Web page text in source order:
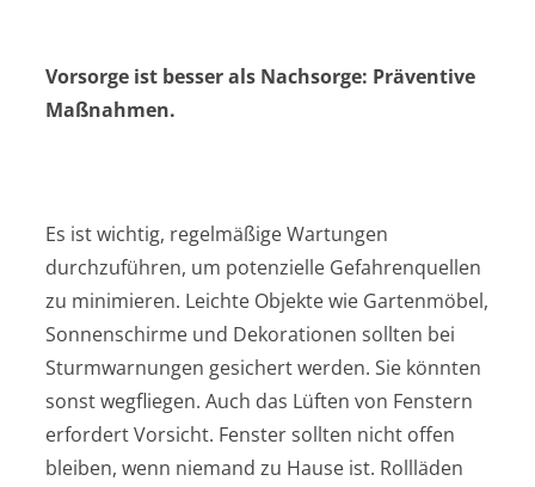
Vorsorge ist besser als Nachsorge: Präventive
Maßnahmen.
Es ist wichtig, regelmäßige Wartungen
durchzuführen, um potenzielle Gefahrenquellen
zu minimieren. Leichte Objekte wie Gartenmöbel,
Sonnenschirme und Dekorationen sollten bei
Sturmwarnungen gesichert werden. Sie könnten
sonst wegfliegen. Auch das Lüften von Fenstern
erfordert Vorsicht. Fenster sollten nicht offen
bleiben, wenn niemand zu Hause ist. Rollläden